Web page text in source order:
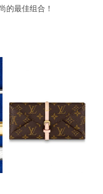
的最佳组合！